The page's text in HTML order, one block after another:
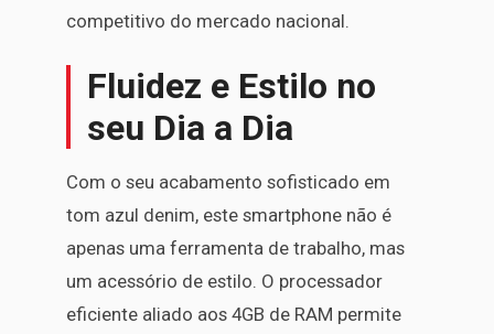
competitivo do mercado nacional.
Fluidez e Estilo no
seu Dia a Dia
Com o seu acabamento sofisticado em
tom azul denim, este smartphone não é
apenas uma ferramenta de trabalho, mas
um acessório de estilo. O processador
eficiente aliado aos 4GB de RAM permite